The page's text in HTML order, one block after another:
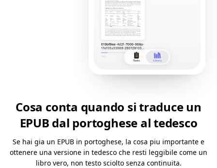
Cosa conta quando si traduce un
EPUB dal portoghese al tedesco
Se hai gia un EPUB in portoghese, la cosa piu importante e
ottenere una versione in tedesco che resti leggibile come un
libro vero, non testo sciolto senza continuita.